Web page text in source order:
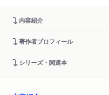
内容紹介
著作者プロフィール
シリーズ・関連本